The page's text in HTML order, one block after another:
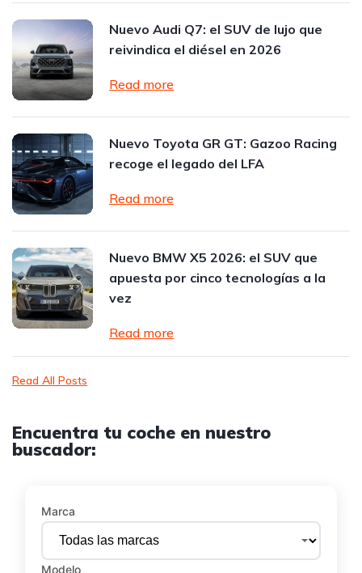
Nuevo Audi Q7: el SUV de lujo que
reivindica el diésel en 2026
Read more
Nuevo Toyota GR GT: Gazoo Racing
recoge el legado del LFA
Read more
Nuevo BMW X5 2026: el SUV que
apuesta por cinco tecnologías a la
vez
Read more
Read All Posts
Encuentra tu coche en nuestro
buscador:
Marca
Modelo